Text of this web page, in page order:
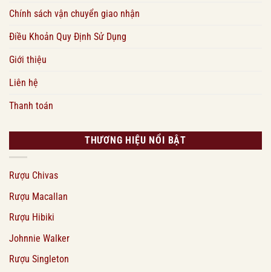
Chính sách vận chuyển giao nhận
Điều Khoản Quy Định Sử Dụng
Giới thiệu
Liên hệ
Thanh toán
THƯƠNG HIỆU NỔI BẬT
Rượu Chivas
Rượu Macallan
Rượu Hibiki
Johnnie Walker
Rượu Singleton